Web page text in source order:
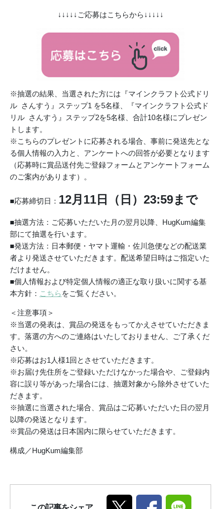
↓↓↓↓↓ご応募はこちらから↓↓↓↓↓
※抽選の結果、当選された方には『マインクラフト公式ドリ
ル さんすう』ステップ1 を5名様、『マインクラフト公式ド
リル さんすう』ステップ2を5名様、合計10名様にプレゼン
トします。
※こちらのプレゼントに応募される場合、事前に発送先とな
る個人情報の入力と、アンケートへの回答が必要となります
（応募時に賞品送付先ご登録フォームとアンケートフォーム
のご案内があります）。
■応募締切日： 12月11 日（日）23:59まで
■抽選方法：ご応募いただいた月の翌月以降、HugKum編集
部にて抽選を行います。
■発送方法：日本郵便・ヤマト運輸・佐川急便などの配送業
者より発送させていただきます。配送希望日時はご指定いた
だけません。
■個人情報および特定個人情報の適正な取り扱いに関する基
本方針： こちら をご覧ください。
＜注意事項＞
※当選の発表は、賞品の発送をもってかえさせていただきま
す。落選の方へのご連絡はいたしておりません、ご了承くだ
さい。
※応募はお1人様1回とさせていただきます。
※お届け先住所をご登録いただけなかった場合や、ご登録内
容に誤り等があった場合には、抽選対象から除外させていた
だきます。
※抽選に当選された場合、賞品はご応募いただいた日の翌月
以降の発送となります。
※賞品の発送は日本国内に限らせていただきます。
構成／HugKum編集部